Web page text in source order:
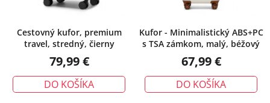
Cestovný kufor, premium
travel, stredný, čierny
79,99 €
DO KOŠÍKA
Kufor - Minimalistický ABS+PC
s TSA zámkom, malý, béžový
67,99 €
DO KOŠÍKA